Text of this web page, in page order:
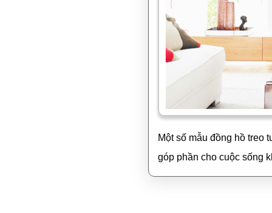
Một số mẫu đồng hồ treo
góp phần cho cuộc sống